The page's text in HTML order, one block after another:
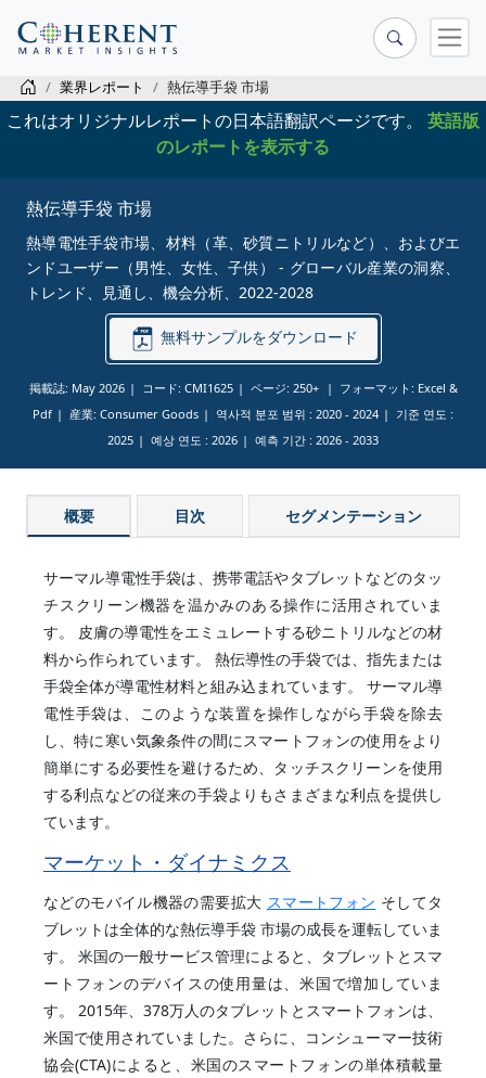
業界レポート 熱伝導手袋 市場
これはオリジナルレポートの日本語翻訳ページです。 英語版
のレポートを表示する
熱伝導手袋 市場
熱導電性手袋市場、材料（革、砂質ニトリルなど）、およびエ
ンドユーザー（男性、女性、子供） - グローバル産業の洞察、
トレンド、見通し、機会分析、2022-2028
無料サンプルをダウンロード
掲載誌: May 2026 コード: CMI1625 ページ: 250+
フォーマット: Excel &
Pdf
産業: Consumer Goods 역사적 분포 범위 : 2020 - 2024
기준 연도 :
2025
예상 연도 : 2026 예측 기간 : 2026 - 2033
概要 目次 セグメンテーション
サーマル導電性手袋は、携帯電話やタブレットなどのタッ
チスクリーン機器を温かみのある操作に活用されていま
す。 皮膚の導電性をエミュレートする砂ニトリルなどの材
料から作られています。 熱伝導性の手袋では、指先または
手袋全体が導電性材料と組み込まれています。 サーマル導
電性手袋は、このような装置を操作しながら手袋を除去
し、特に寒い気象条件の間にスマートフォンの使用をより
簡単にする必要性を避けるため、タッチスクリーンを使用
する利点などの従来の手袋よりもさまざまな利点を提供し
ています。
マーケット・ダイナミクス
などのモバイル機器の需要拡大 スマートフォン そしてタ
ブレットは全体的な熱伝導手袋 市場の成長を運転していま
す。 米国の一般サービス管理によると、タブレットとスマ
ートフォンのデバイスの使用量は、米国で増加していま
す。 2015年、378万人のタブレットとスマートフォンは、
米国で使用されていました。さらに、コンシューマー技術
協会(CTA)によると、米国のスマートフォンの単体積載量